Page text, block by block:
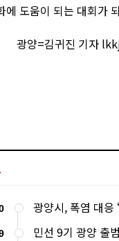
에 도움이 되는 대회가
광양=김귀진 기자
광양시, 폭염 대응
민선 9기 광양 출